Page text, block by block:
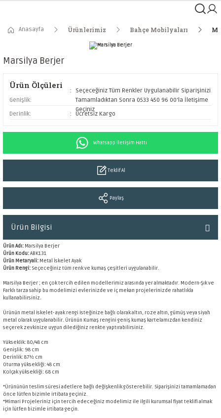
Anasayfa Ürünlerimiz Bahçe Mobilyaları
Marsilya Berjer
Ürün Ölçüleri
Genişlik:
Seçeceğiniz Tüm Renkler Uygulanabilir Siparişinizi
Tamamladıktan Sonra 0533 450 96 00'la İletişime
Geçiniz
Derinlik: Ücretsiz Kargo
Whatsapp İletişim Hattı
Teklif Al
Paylaş
Ürün Bilgisi
Ürün Adı: Marsilya Berjer
Ürün Kodu:ABK131
Ürün Metaryali: Metal İskelet Ayak
Ürün Rengi:Seçeceğiniz tüm renk ve kumaş çeşitleri uygulanabilir.
Marsilya Berjer ; en çok tercih edilen modellerimiz arasında yer almaktadır. Modern-Şık ve
Farklı tarza sahip bu modelimizi evlerinizde ve iç mekan projelerinizde rahatlıkla
kullanabilirsiniz.
Ürünün metal iskelet- ayak rengi isteğinize bağlı olarak altın, roze altın, gümüş veya siyah
metal olarak uygulanabilir. Ürünün Kumaş rengini geniş kumaş kartelamızdan kendiniz
seçerek zevkinize uygun dilediğiniz renkte yaptırabilirsiniz.
Yükseklik: 80/48 cm
Genişlik: 98 cm
Derinlik: 87½ cm
Oturma yüksekliği: 48 cm
Kolçak yüksekliği: 68 cm
*Ürününün teslim süresi adetlere bağlı değişkenlik gösterebilir. Siparişinizi tamamlamadan
önce lütfen bizimle irtibata geçiniz.
*Mimari Projeleriniz için tercih edeceğiniz modelimiz ile ilgili kurumsal fiyat teklifi almak
için lütfen bizimle irtibata geçin.